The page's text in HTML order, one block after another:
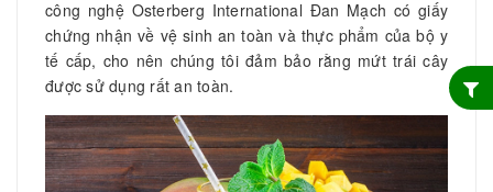
công nghệ Osterberg International Đan Mạch có giấy
chứng nhận về vệ sinh an toàn và thực phẩm của bộ y
tế cấp, cho nên chúng tôi đảm bảo rằng mứt trái cây
được sử dụng rất an toàn.